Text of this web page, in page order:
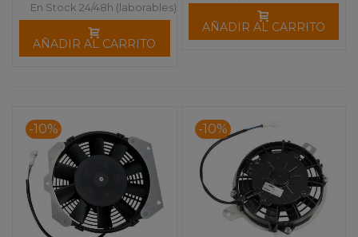
En Stock 24/48h (laborables)
AÑADIR AL CARRITO
AÑADIR AL CARRITO
-10% -10%